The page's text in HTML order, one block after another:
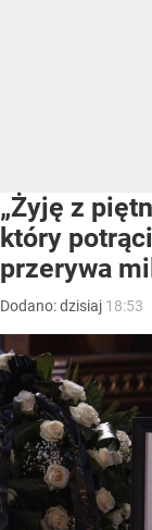
„Żyję z
który
przerywa
Dodano:dzisiaj 18:53